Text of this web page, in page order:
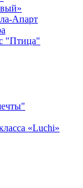
Апарт
"Птица"
«Luchi»